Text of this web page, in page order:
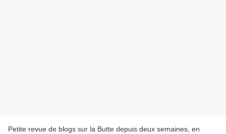
Petite revue de blogs sur la Butte depuis deux semaines, en